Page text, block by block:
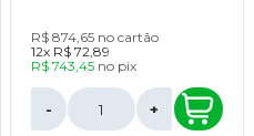
R$ 874,65 no cartão
12x R$ 72,89
R$ 743,45 no pix
- +